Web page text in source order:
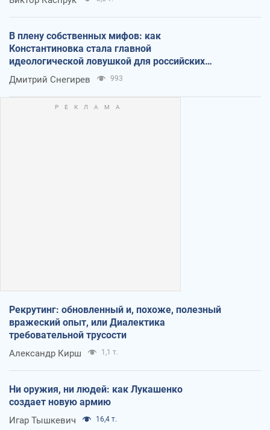
В плену собственных мифов: как
Константиновка стала главной
идеологической ловушкой для российских
оккупантов
Дмитрий Снегирев 993
Рекрутинг: обновленный и, похоже, полезный
вражеский опыт, или Диалектика
требовательной трусости
Александр Кирш 1,1 т.
Ни оружия, ни людей: как Лукашенко
создает новую армию
Игар Тышкевич 16,4 т.